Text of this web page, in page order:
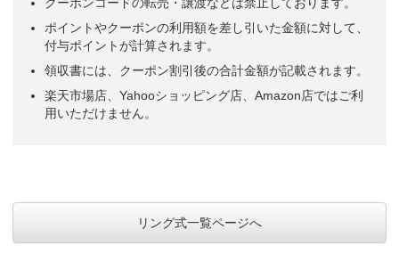
ポイントやクーポンの利用額を差し引いた金額に対して、
付与ポイントが計算されます。
領収書には、クーポン割引後の合計金額が記載されます。
楽天市場店、Yahooショッピング店、Amazon店ではご利
用いただけません。
リング式一覧ページへ